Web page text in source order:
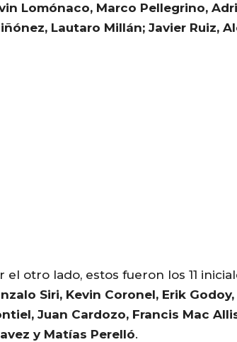
Lomónaco, Marco Pellegrino,
Lautaro Millán; Javier Ruiz,
el otro lado, estos fueron los 11
Siri, Kevin Coronel, Erik
Juan Cardozo, Francis Mac
y Matías Perelló.